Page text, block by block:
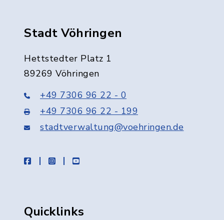
Stadt Vöhringen
Hettstedter Platz 1
89269 Vöhringen
+49 7306 96 22 - 0
+49 7306 96 22 - 199
stadtverwaltung@voehringen.de
facebookinstagramyoutube
Quicklinks